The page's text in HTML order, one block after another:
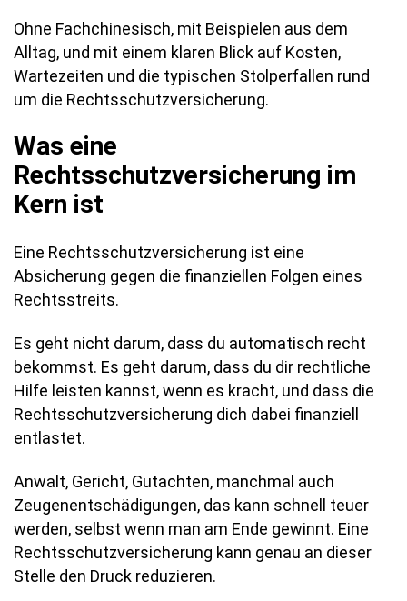
Ohne Fachchinesisch, mit Beispielen aus dem
Alltag, und mit einem klaren Blick auf Kosten,
Wartezeiten und die typischen Stolperfallen rund
um die Rechtsschutzversicherung.
Was eine
Rechtsschutzversicherung im
Kern ist
Eine Rechtsschutzversicherung ist eine
Absicherung gegen die finanziellen Folgen eines
Rechtsstreits.
Es geht nicht darum, dass du automatisch recht
bekommst. Es geht darum, dass du dir rechtliche
Hilfe leisten kannst, wenn es kracht, und dass die
Rechtsschutzversicherung dich dabei finanziell
entlastet.
Anwalt, Gericht, Gutachten, manchmal auch
Zeugenentschädigungen, das kann schnell teuer
werden, selbst wenn man am Ende gewinnt. Eine
Rechtsschutzversicherung kann genau an dieser
Stelle den Druck reduzieren.